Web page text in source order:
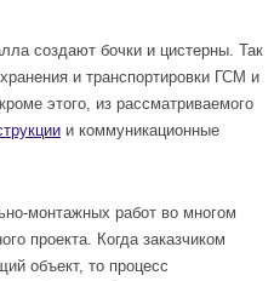
создают бочки и цистерны. Так
и транспортировки ГСМ и
этого, из рассматриваемого
и коммуникационные
монтажных работ во многом
проекта. Когда заказчиком
объект, то процесс